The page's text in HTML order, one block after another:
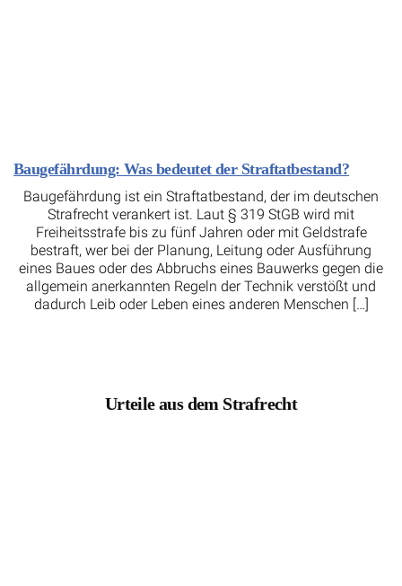
Baugefährdung: Was bedeutet der Straftatbestand?
Baugefährdung ist ein Straftatbestand, der im deutschen
Strafrecht verankert ist. Laut § 319 StGB wird mit
Freiheitsstrafe bis zu fünf Jahren oder mit Geldstrafe
bestraft, wer bei der Planung, Leitung oder Ausführung
eines Baues oder des Abbruchs eines Bauwerks gegen die
allgemein anerkannten Regeln der Technik verstößt und
dadurch Leib oder Leben eines anderen Menschen […]
Urteile aus dem Strafrecht